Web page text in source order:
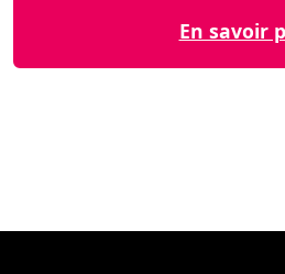
En savoir